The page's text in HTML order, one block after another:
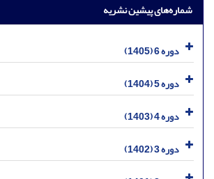
شماره‌های پیشین نشریه
دوره 6 (1405)
دوره 5 (1404)
دوره 4 (1403)
دوره 3 (1402)